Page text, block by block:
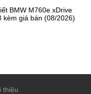
BMW M760e xDrive
kèm giá bán (08/2026)
thiệu